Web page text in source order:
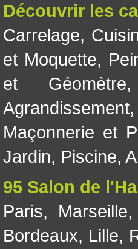
Découvrir les
Carrelage,
et Moquette,
et Géomètre
Agrandissement,
Maçonnerie et
Jardin, Piscine,
95 Salon de
Paris, Marseille,
Bordeaux, Lille,